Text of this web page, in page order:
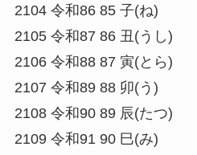
2104 令和86 85 子(ね)
2105 令和87 86 丑(うし)
2106 令和88 87 寅(とら)
2107 令和89 88 卯(う)
2108 令和90 89 辰(たつ)
2109 令和91 90 巳(み)